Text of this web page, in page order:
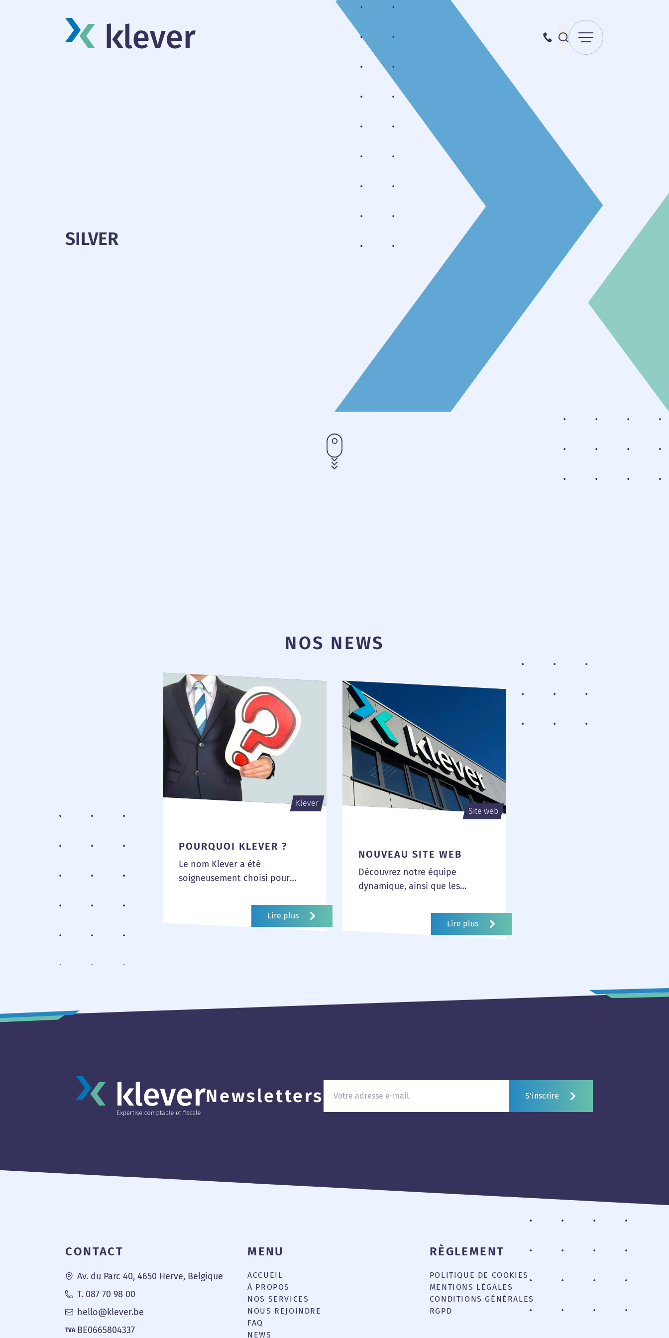
087 70 98 00
Recherche pour :
Envoyer la recherche
Menu
SILVER
NOS NEWS
Klever
POURQUOI KLEVER ?
Le nom Klever a été
soigneusement choisi pour
approche et de notre expertise.
Lire plus
Site web
NOUVEAU SITE WEB
Découvrez notre équipe
dynamique, ainsi que les
des experts en comptabilité et
Lire plus
Newsletters S'inscrire
Pied de page
CONTACT
Av. du Parc 40, 4650 Herve, Belgique
T. 087 70 98 00
hello@klever.be
TVA BE0665804337
MENU
ACCUEIL
À PROPOS
NOS SERVICES
NOUS REJOINDRE
FAQ
NEWS
RÈGLEMENT
POLITIQUE DE COOKIES
MENTIONS LÉGALES
CONDITIONS GÉNÉRALES
RGPD